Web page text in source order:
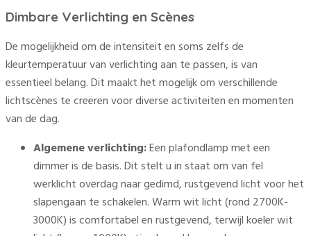
Dimbare Verlichting en Scènes
De mogelijkheid om de intensiteit en soms zelfs de
kleurtemperatuur van verlichting aan te passen, is van
essentieel belang. Dit maakt het mogelijk om verschillende
lichtscènes te creëren voor diverse activiteiten en momenten
van de dag.
Algemene verlichting:Een plafondlamp met een
dimmer is de basis. Dit stelt u in staat om van fel
werklicht overdag naar gedimd, rustgevend licht voor het
slapengaan te schakelen. Warm wit licht (rond 2700K-
3000K) is comfortabel en rustgevend, terwijl koeler wit